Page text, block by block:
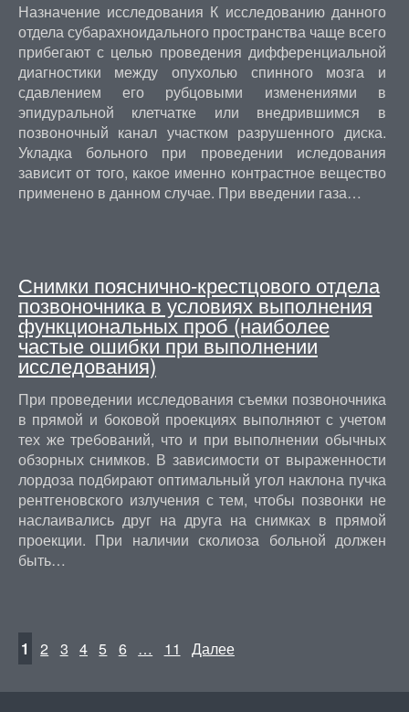
Назначение исследования К исследованию данного
отдела субарахноидального пространства чаще всего
прибегают с целью проведения дифференциальной
диагностики между опухолью спинного мозга и
сдавлением его рубцовыми изменениями в
эпидуральной клетчатке или внедрившимся в
позвоночный канал участком разрушенного диска.
Укладка больного при проведении иследования
зависит от того, какое именно контрастное вещество
применено в данном случае. При введении газа…
Снимки пояснично-крестцового отдела
позвоночника в условиях выполнения
функциональных проб (наиболее
частые ошибки при выполнении
исследования)
При проведении исследования съемки позвоночника
в прямой и боковой проекциях выполняют с учетом
тех же требований, что и при выполнении обычных
обзорных снимков. В зависимости от выраженности
лордоза подбирают оптимальный угол наклона пучка
рентгеновского излучения с тем, чтобы позвонки не
наслаивались друг на друга на снимках в прямой
проекции. При наличии сколиоза больной должен
быть…
1 2 3 4 5 6 … 11 Далее